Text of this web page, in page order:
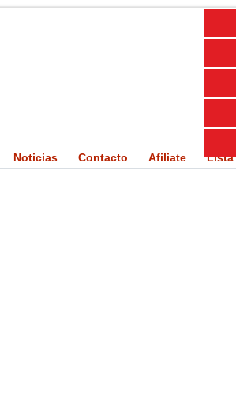
Noticias Contacto Afiliate Lista